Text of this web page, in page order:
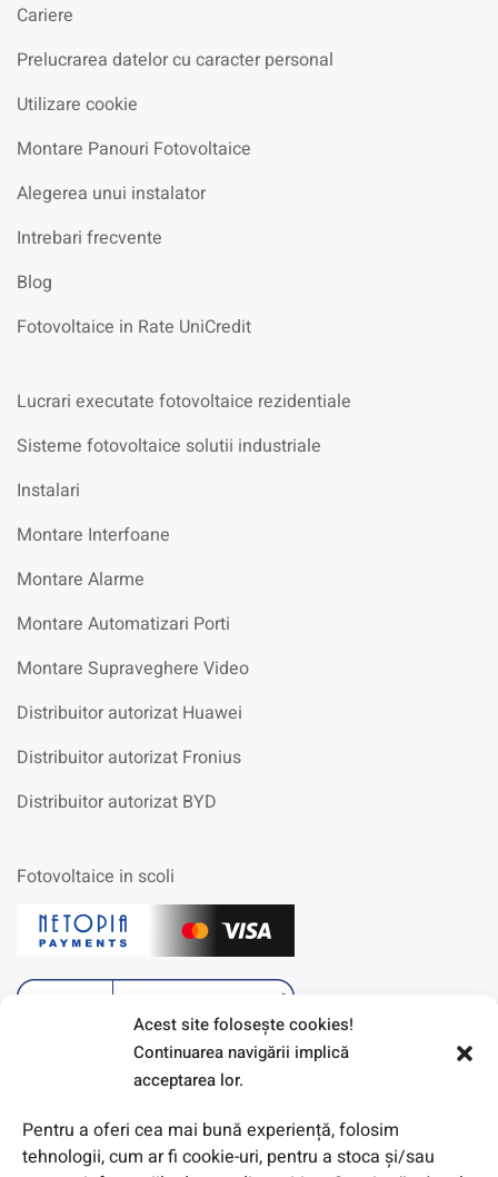
Acest site foloseşte cookies!
Continuarea navigării implică
acceptarea lor.
Pentru a oferi cea mai bună experiență, folosim
tehnologii, cum ar fi cookie-uri, pentru a stoca și/sau
Cariere
Prelucrarea datelor cu caracter personal
Utilizare cookie
Montare Panouri Fotovoltaice
Alegerea unui instalator
Intrebari frecvente
Blog
Fotovoltaice in Rate UniCredit
Lucrari executate fotovoltaice rezidentiale
Sisteme fotovoltaice solutii industriale
Instalari
Montare Interfoane
Montare Alarme
Montare Automatizari Porti
Montare Supraveghere Video
Distribuitor autorizat Huawei
Distribuitor autorizat Fronius
Distribuitor autorizat BYD
Fotovoltaice in scoli